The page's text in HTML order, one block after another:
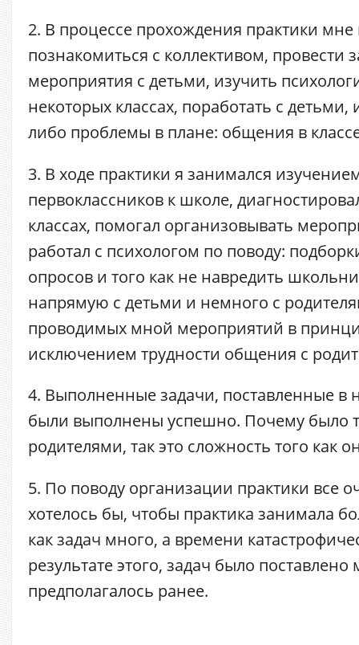
2. В процессе прохождения практики
познакомиться с коллективом, провести
мероприятия с детьми, изучить
некоторых классах, поработать с
либо проблемы в плане: общения в
3. В ходе практики я занимался
первоклассников к школе,
классах, помогал организовывать
работал с психологом по поводу:
опросов и того как не навредить
напрямую с детьми и немного с
проводимых мной мероприятий в
исключением трудности общения с
4. Выполненные задачи, поставленные в
были выполнены успешно. Почему было
родителями, так это сложность того как
5. По поводу организации практики все
хотелось бы, чтобы практика занимала
как задач много, а времени
результате этого, задач было
предполагалось ранее.